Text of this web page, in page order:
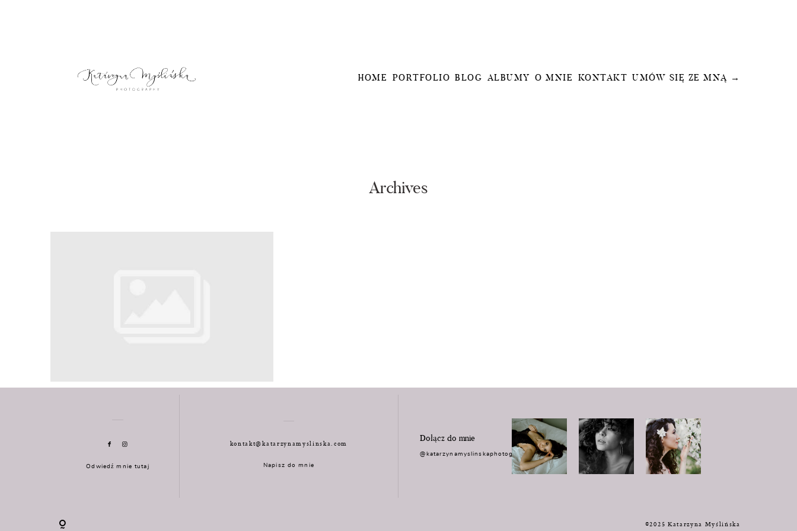
HOME PORTFOLIO BLOG ALBUMY O MNIE KONTAKT UMÓW SIĘ ZE MNĄ →
Archives
Odwiedź mnie tutaj
kontakt@katarzynamyslinska.com
Napisz do mnie
Dołącz do mnie
@katarzynamyslinskaphotography
©2025 Katarzyna Myślińska